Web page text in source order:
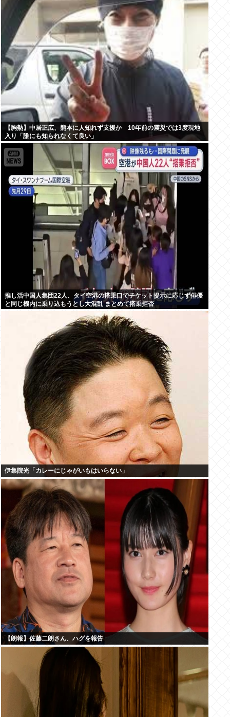
【胸熱】中居正広、熊本に人知れず支援か 10年前の震災では3度現地
入り「誰にも知られなくて良い」
推し活中国人集団22人、タイ空港の搭乗口でチケット提示に応じず俳優
と同じ機内に乗り込もうとし大混乱 まとめて搭乗拒否
伊集院光「カレーにじゃがいもはいらない」
【朗報】佐藤二朗さん、ハグを報告